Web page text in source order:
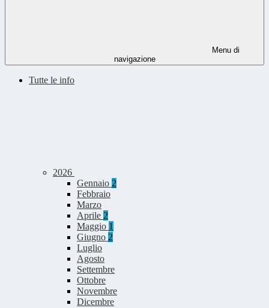
Menu di
navigazione
Tutte le info
2026
Gennaio 2
Febbraio
Marzo
Aprile 2
Maggio 1
Giugno 2
Luglio
Agosto
Settembre
Ottobre
Novembre
Dicembre